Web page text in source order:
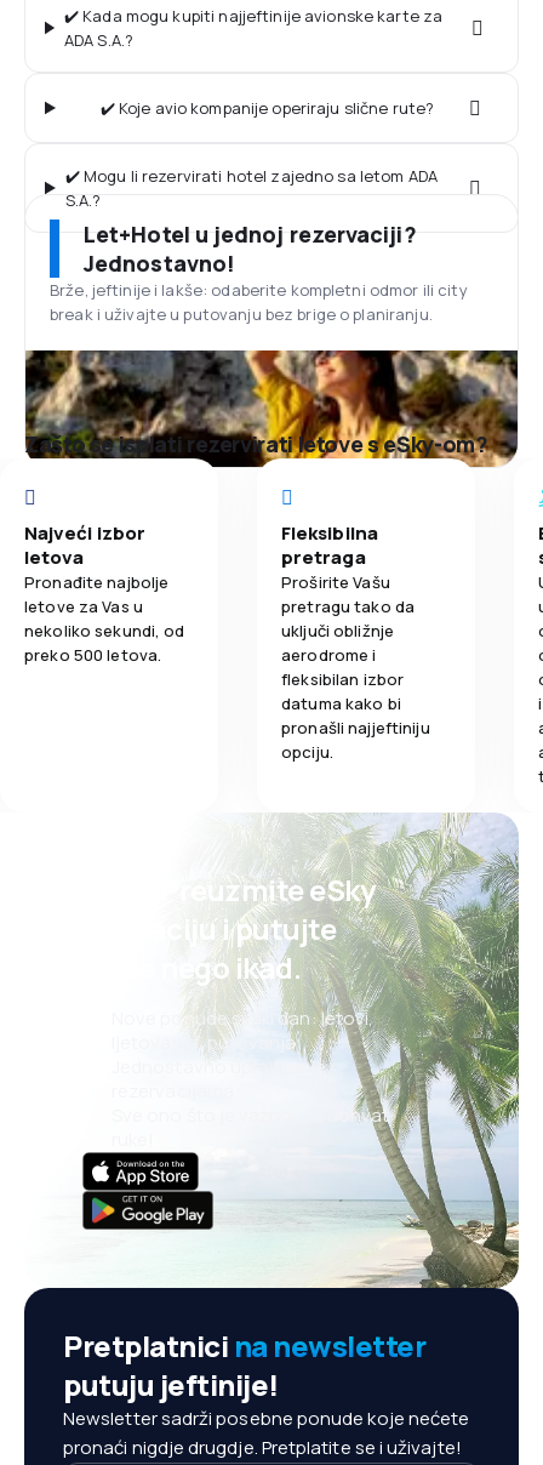
✔️ Kada mogu kupiti najjeftinije avionske karte za
ADA S.A.?
✔️ Koje avio kompanije operiraju slične rute?
✔️ Mogu li rezervirati hotel zajedno sa letom ADA
S.A.?
Let+Hotel u jednoj rezervaciji?
Jednostavno!
Brže, jeftinije i lakše: odaberite kompletni odmor ili city
break i uživajte u putovanju bez brige o planiranju.
Zašto se isplati rezervirati letove s eSky-om?
Najveći izbor
letova
Pronađite najbolje
letove za Vas u
nekoliko sekundi, od
preko 500 letova.
Fleksibilna
pretraga
Proširite Vašu
pretragu tako da
uključi obližnje
aerodrome i
fleksibilan izbor
datuma kako bi
pronašli najjeftiniju
opciju.
Psst! Preuzmite eSky
aplikaciju i putujte
lakše nego ikad.
Nove ponude svaki dan: letovi,
ljetovanja, putovanja
Jednostavno upravljanje
Sve ono što je važno, na dohvat
Pretplatnici na newsletter
putuju jeftinije!
Newsletter sadrži posebne ponude koje nećete
pronaći nigdje drugdje. Pretplatite se i uživajte!